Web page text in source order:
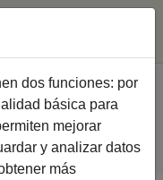
dos funciones: por
básica para
mejorar
y analizar datos
más